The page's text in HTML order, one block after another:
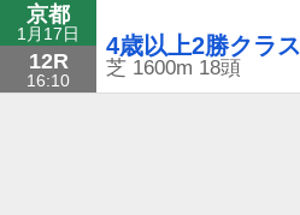
京都
1月17日
12R
16:10
4歳以上2勝クラス
芝 1600m 18頭